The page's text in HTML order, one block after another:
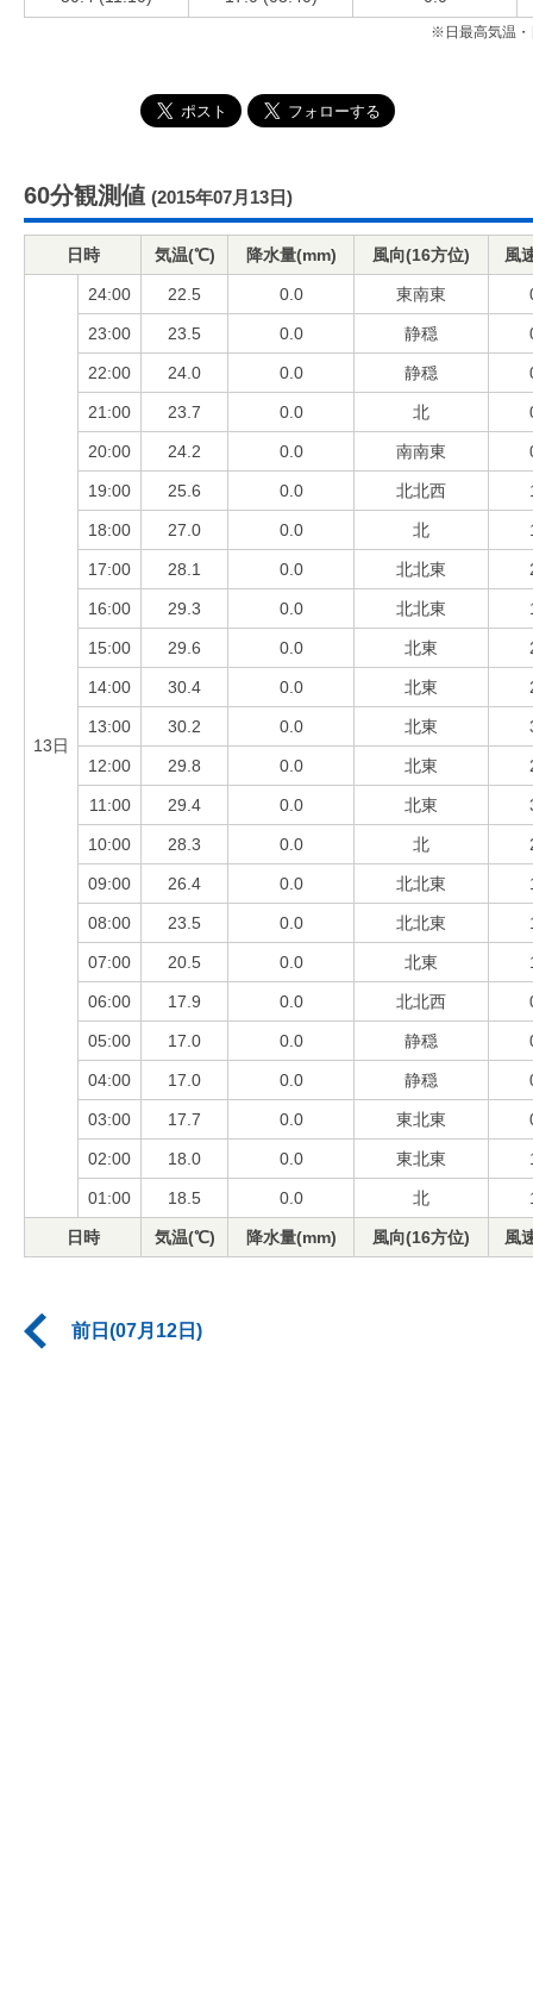
※日最高気温・
60分観測値 (2015年07月13日)
日時 気温(℃) 降水量(mm) 風向(16方位) 風
13日
24:00 22.5 0.0 東南東
23:00 23.5 0.0 静穏
22:00 24.0 0.0 静穏
21:00 23.7 0.0 北
20:00 24.2 0.0 南南東
19:00 25.6 0.0 北北西
18:00 27.0 0.0 北
17:00 28.1 0.0 北北東
16:00 29.3 0.0 北北東
15:00 29.6 0.0 北東
14:00 30.4 0.0 北東
13:00 30.2 0.0 北東
12:00 29.8 0.0 北東
11:00 29.4 0.0 北東
10:00 28.3 0.0 北
09:00 26.4 0.0 北北東
08:00 23.5 0.0 北北東
07:00 20.5 0.0 北東
06:00 17.9 0.0 北北西
05:00 17.0 0.0 静穏
04:00 17.0 0.0 静穏
03:00 17.7 0.0 東北東
02:00 18.0 0.0 東北東
01:00 18.5 0.0 北
日時 気温(℃) 降水量(mm) 風向(16方位) 風
前日(07月12日)